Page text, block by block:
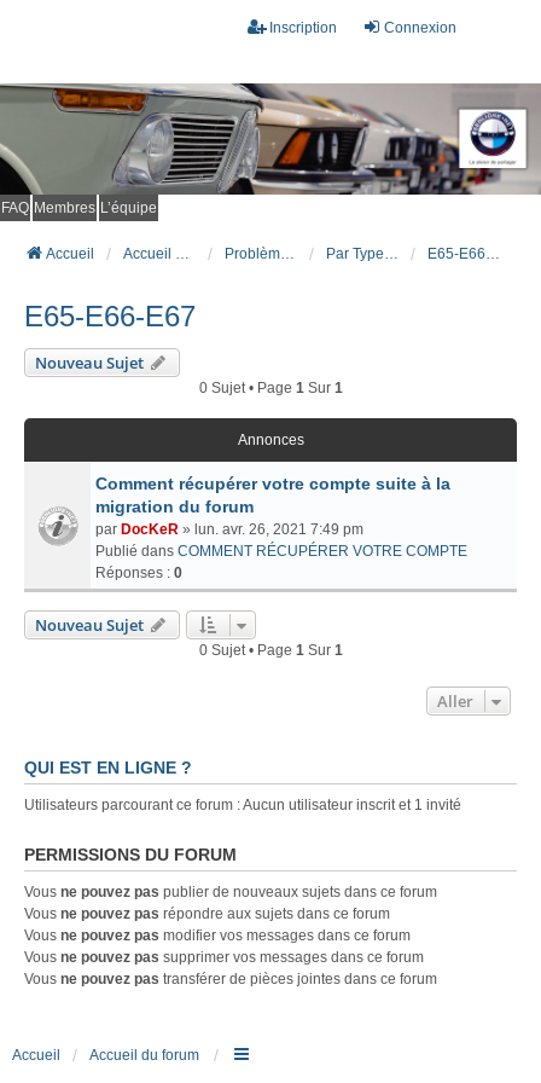
Connexion
Inscription
FAQ Membres L’équipe
Accueil Accueil du forum Problèmes connus et résolus (FAQ) Par Type Carrosserie E65-E66-E67
E65-E66-E67
Nouveau Sujet
0 Sujet • Page 1Sur 1
Annonces
Comment récupérer votre compte suite à la
migration du forum
par DocKeR » lun. avr. 26, 2021 7:49 pm
Publié dans COMMENT RÉCUPÉRER VOTRE COMPTE
Réponses : 0
Nouveau Sujet
0 Sujet • Page 1Sur 1
Aller
QUI EST EN LIGNE ?
Utilisateurs parcourant ce forum : Aucun utilisateur inscrit et 1 invité
PERMISSIONS DU FORUM
Vous ne pouvez pas publier de nouveaux sujets dans ce forum
Vous ne pouvez pas répondre aux sujets dans ce forum
Vous ne pouvez pas modifier vos messages dans ce forum
Vous ne pouvez pas supprimer vos messages dans ce forum
Vous ne pouvez pas transférer de pièces jointes dans ce forum
Accueil Accueil du forum